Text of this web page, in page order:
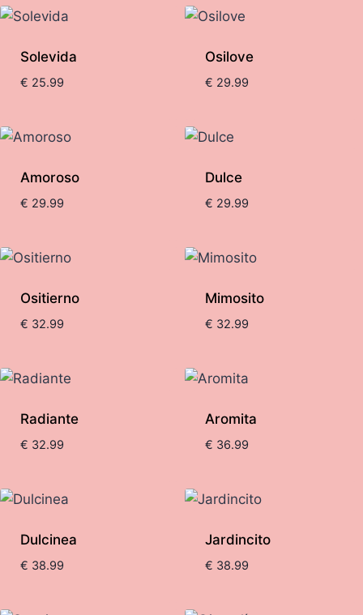
bajo
alto
Solevida
€ 25.99
Osilove
€ 29.99
Amoroso
€ 29.99
Dulce
€ 29.99
Ositierno
€ 32.99
Mimosito
€ 32.99
Radiante
€ 32.99
Aromita
€ 36.99
Dulcinea
€ 38.99
Jardincito
€ 38.99